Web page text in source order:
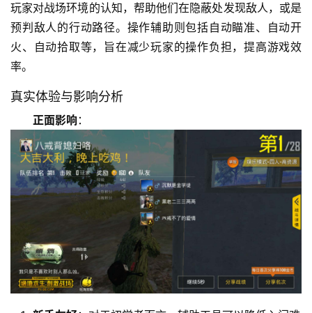
玩家对战场环境的认知，帮助他们在隐蔽处发现敌人，或是
预判敌人的行动路径。操作辅助则包括自动瞄准、自动开
火、自动拾取等，旨在减少玩家的操作负担，提高游戏效
率。
真实体验与影响分析
正面影响：